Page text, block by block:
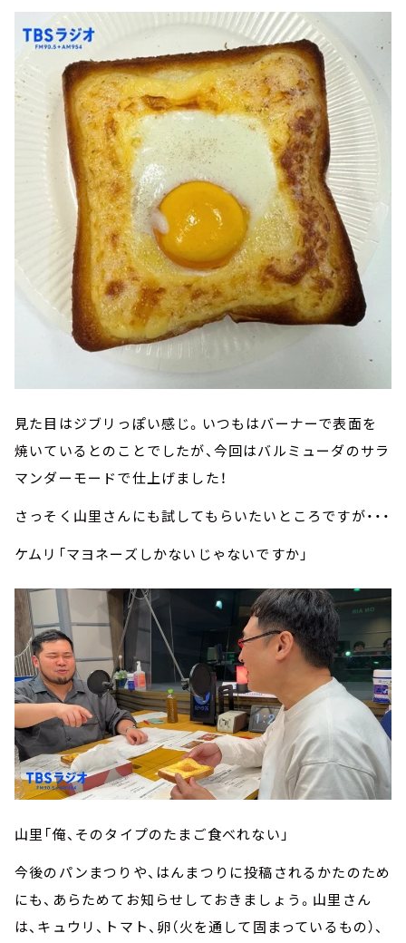
見た目はジブリっぽい感じ。いつもはバーナーで表面を
焼いているとのことでしたが、今回はバルミューダのサラ
マンダーモードで仕上げました！
さっそく山里さんにも試してもらいたいところですが・・・
ケムリ「マヨネーズしかないじゃないですか」
山里「俺、そのタイプのたまご食べれない」
今後のパンまつりや、はんまつりに投稿されるかたのため
にも、あらためてお知らせしておきましょう。山里さん
は、キュウリ、トマト、卵（火を通して固まっているもの）、